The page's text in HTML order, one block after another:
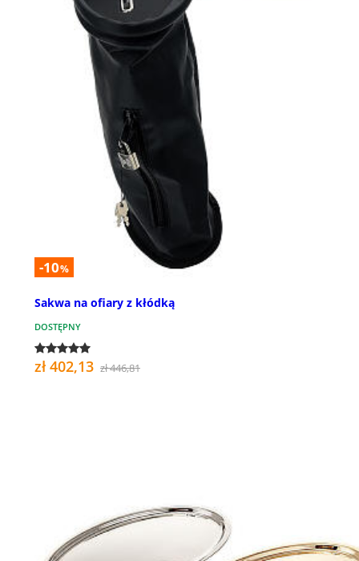
-10%
Sakwa na ofiary z kłódką
DOSTĘPNY
zł 402,13 zł 446,81